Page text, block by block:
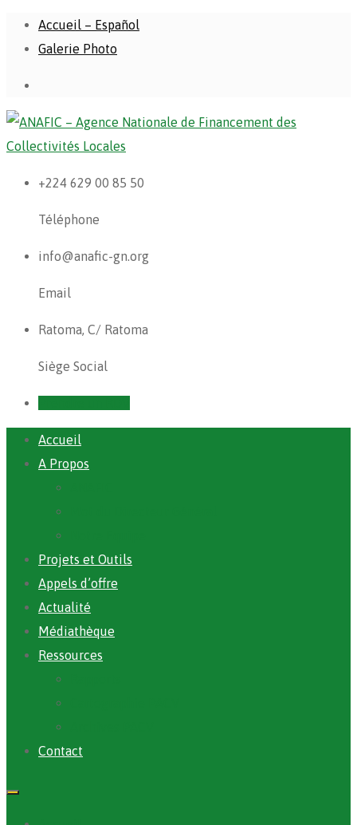
Accueil – Español
Galerie Photo
+224 629 00 85 50
Téléphone
info@anafic-gn.org
Email
Ratoma, C/ Ratoma
Siège Social
Accueil
A Propos
Projets et Outils
Appels d’offre
Actualité
Médiathèque
Ressources
Contact